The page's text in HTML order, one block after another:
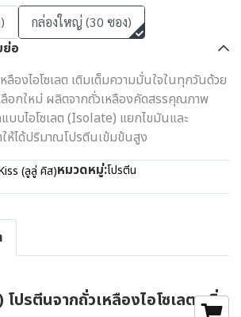
กล่องใหญ่ (30 ซอง)
อ
ลืองไอโซเลต เติมเต็มความมั่นใจในทุกวันด้วย
อกใหม่ ผลิตจากถั่วเหลืองคัดสรรคุณภาพ
บบไอโซเลต (Isolate) แยกไขมันและ
ให้ได้ปริมาณโปรตีนเข้มข้นสูง
(ลูลู่ คิส)หมวดหมู่:โปรตีน
ปรตีนจากถั่วเหลืองไอโซเลต กลิ่น